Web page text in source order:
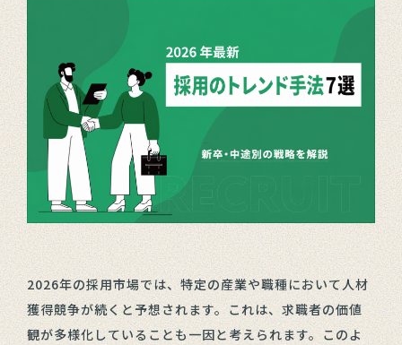
2026年の採用市場では、特定の産業や職種において人材
獲得競争が続くと予想されます。これは、求職者の価値
観が多様化していることも一因と考えられます。このよ